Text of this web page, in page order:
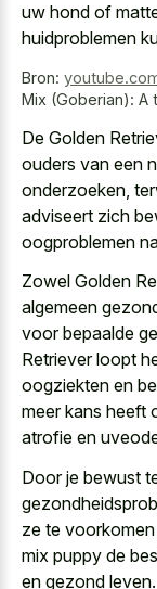
uw hond of
huidproblemen
Bron:
Mix (Goberian):
De Golden
ouders van een
onderzoeken,
adviseert zich
oogproblemen
Zowel Golden
algemeen
voor bepaalde
Retriever loopt
oogziekten en
meer kans heeft
atrofie en
Door je bewust
ze te
mix puppy de
en gezond leven.